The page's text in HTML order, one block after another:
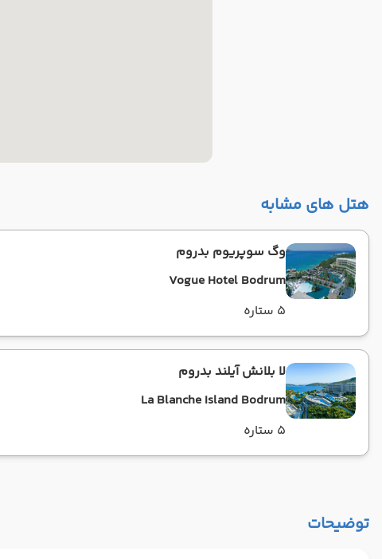
هتل های مشابه
وگ سوپریوم بدروم
Vogue Hotel Bodrum
5 ستاره
لا بلانش آیلند بدروم
La Blanche Island Bodrum
5 ستاره
توضیحات